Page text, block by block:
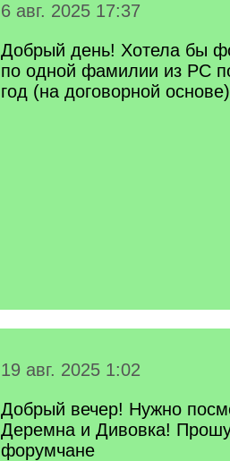
6 авг. 2025 17:37
Добрый день! Хотела бы
по одной фамилии из РС
год (на договорной
19 авг. 2025 1:02
Добрый вечер! Нужно
Деремна и Дивовка!
форумчане